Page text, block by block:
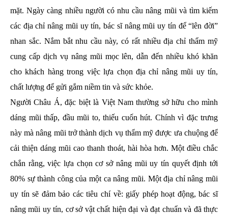
mặt. Ngày càng nhiều người có nhu cầu nâng mũi và tìm kiếm
các địa chỉ nâng mũi uy tín, bác sĩ nâng mũi uy tín để “lên đời”
nhan sắc. Nắm bắt nhu cầu này, có rất nhiều địa chỉ thẩm mỹ
cung cấp dịch vụ nâng mũi mọc lên, dẫn đến nhiều khó khăn
cho khách hàng trong việc lựa chọn địa chỉ nâng mũi uy tín,
chất lượng để gửi gắm niềm tin và sức khỏe.
Người Châu Á, đặc biệt là Việt Nam thường sở hữu cho mình
dáng mũi thấp, đầu mũi to, thiếu cuốn hút. Chính vì đặc trưng
này mà nâng mũi trở thành dịch vụ thẩm mỹ được ưa chuộng để
cải thiện dáng mũi cao thanh thoát, hài hòa hơn. Một điều chắc
chắn rằng, việc lựa chọn cơ sở nâng mũi uy tín quyết định tới
80% sự thành công của một ca nâng mũi. Một địa chỉ nâng mũi
uy tín sẽ đảm bảo các tiêu chí về: giấy phép hoạt động, bác sĩ
nâng mũi uy tín, cơ sở vật chất hiện đại và đạt chuẩn và đã thực